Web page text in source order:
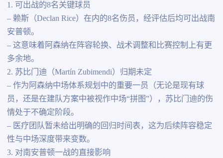
1. 可出战的8名关键球员
– 赖斯（Declan Rice）在内的8名伤员，经评估后均可出战南
安普顿。
– 这意味着阿森纳在阵容轮换、战术调整和比赛控制上有更
多余地。
2. 苏比门迪（Martín Zubimendi）归期未定
– 作为阿森纳中场体系规划中的重要一员（无论是现有球
员，还是在建队方案中被视作中场“拼图”），苏比门迪的伤
情处于不确定阶段。
– 医疗团队暂未给出明确的回归时间表，这为后续阵容稳定
性与中场深度带来变数。
3. 对南安普顿一战的直接影响